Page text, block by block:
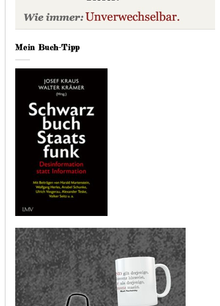
Mein Buch-Tipp